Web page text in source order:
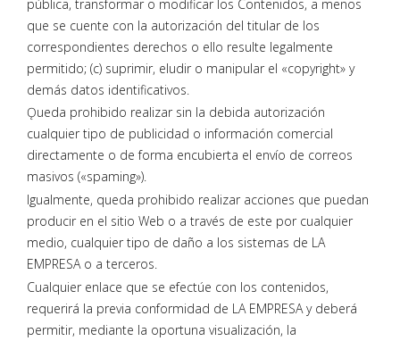
pública, transformar o modificar los Contenidos, a menos
que se cuente con la autorización del titular de los
correspondientes derechos o ello resulte legalmente
permitido; (c) suprimir, eludir o manipular el «copyright» y
demás datos identificativos.
Ǫueda prohibido realizar sin la debida autorización
cualquier tipo de publicidad o información comercial
directamente o de forma encubierta el envío de correos
masivos («spaming»).
Igualmente, queda prohibido realizar acciones que puedan
producir en el sitio Web o a través de este por cualquier
medio, cualquier tipo de daño a los sistemas de LA
EMPRESA o a terceros.
Cualquier enlace que se efectúe con los contenidos,
requerirá la previa conformidad de LA EMPRESA y deberá
permitir, mediante la oportuna visualización, la